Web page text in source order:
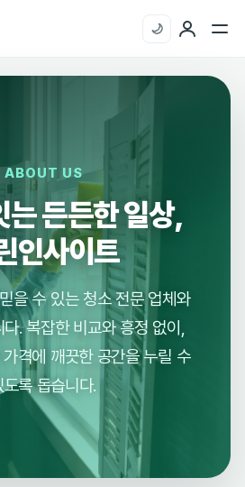
🌙
ABOUT US
는 든든한 일상,
인사이트
을 수 있는 청소 전문 업체와
. 복잡한 비교와 흥정 없이,
격에 깨끗한 공간을 누릴 수
도록 돕습니다.